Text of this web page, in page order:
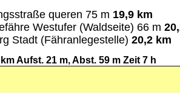
queren 75 m 19,9 km
Westufer (Waldseite) 66 m
Stadt (Fähranlegestelle) 20,2 km
Aufst. 21 m, Abst. 59 m Zeit 7 h